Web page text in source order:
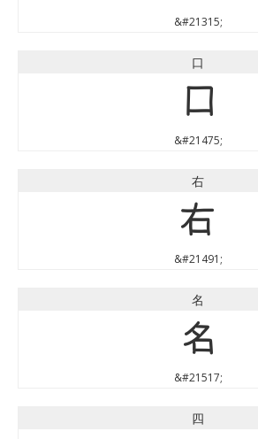
&#21315;
口
口
&#21475;
右
右
&#21491;
名
名
&#21517;
四